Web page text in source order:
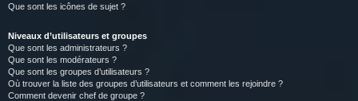
Que sont les icônes de sujet ?
Niveaux d’utilisateurs et groupes
Que sont les administrateurs ?
Que sont les modérateurs ?
Que sont les groupes d’utilisateurs ?
Où trouver la liste des groupes d’utilisateurs et comment les rejoindre ?
Comment devenir chef de groupe ?